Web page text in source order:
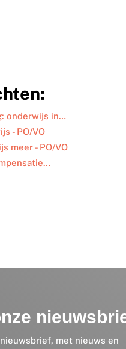
onderwijs in…
- PO/VO
meer - PO/VO
met nieuws en